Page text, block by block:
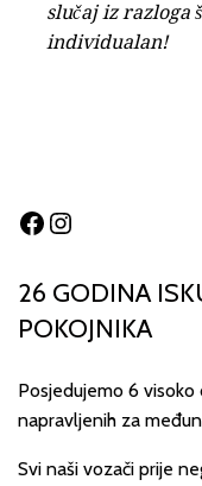
slučaj iz razloga
individualan!
Facebook
Instagram
26 GODINA
POKOJNIKA
Posjedujemo 6
napravljenih za
Svi naši vozači prije